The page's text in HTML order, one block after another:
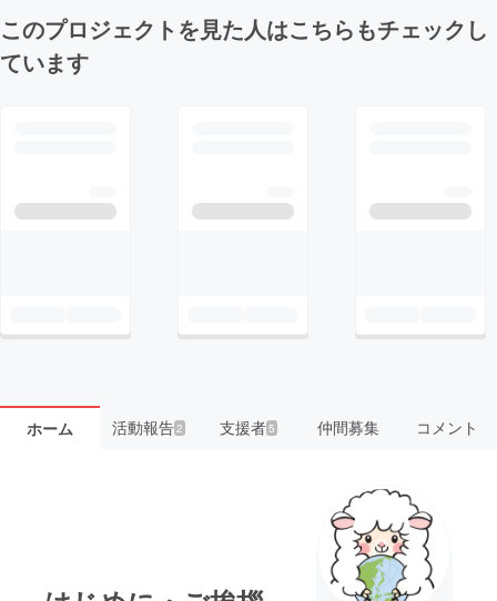
このプロジェクトを見た人はこちらもチェックし
ています
ホーム 活動報告2 支援者5 仲間募集 コメント